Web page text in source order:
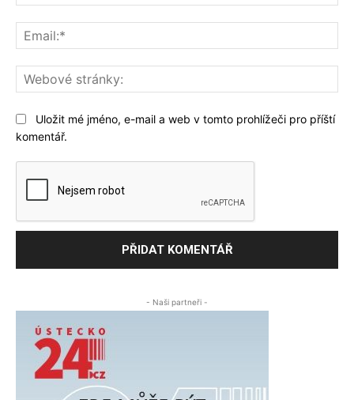
Uložit mé jméno, e-mail a web v tomto prohlížeči pro příští
komentář.
- Naši partneři -